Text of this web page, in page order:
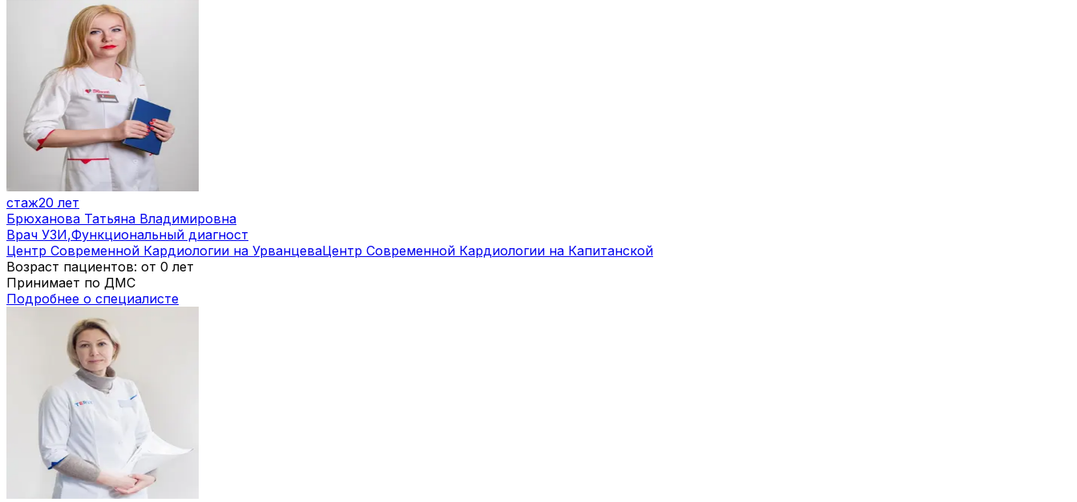
стаж20 лет
Брюханова Татьяна Владимировна
Врач УЗИ,Функциональный диагност
Центр Современной Кардиологии на УрванцеваЦентр Современной Кардиологии на Капитанской
Возраст пациентов: от 0 лет
Принимает по ДМС
Подробнее о специалисте